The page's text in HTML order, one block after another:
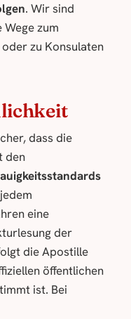
. Wir sind
zum
zu Konsulaten
dass die
den
eine
der
die Apostille
öffentlichen
ist. Bei